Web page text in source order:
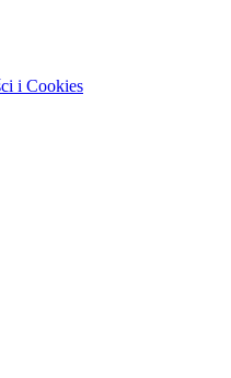
i Cookies